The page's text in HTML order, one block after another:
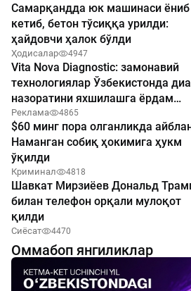
Самарқандда юк машинаси ёниб
кетиб, бетон тўсиққа урилди:
ҳайдовчи ҳалок бўлди
Ҳодисалар 4947
Vita Nova Diagnostic: замонавий
технологиялар Ўзбекистонда
назоратини яхшилашга ёрдам
бермоқда
Реклама 4865
$60 минг пора олганликда
Наманган собиқ ҳокимига ҳукм
ўқилди
Криминал 4818
Шавкат Мирзиёев Дональд
билан телефон орқали мулоқот
қилди
Сиёсат 4470
Оммабоп янгиликлар